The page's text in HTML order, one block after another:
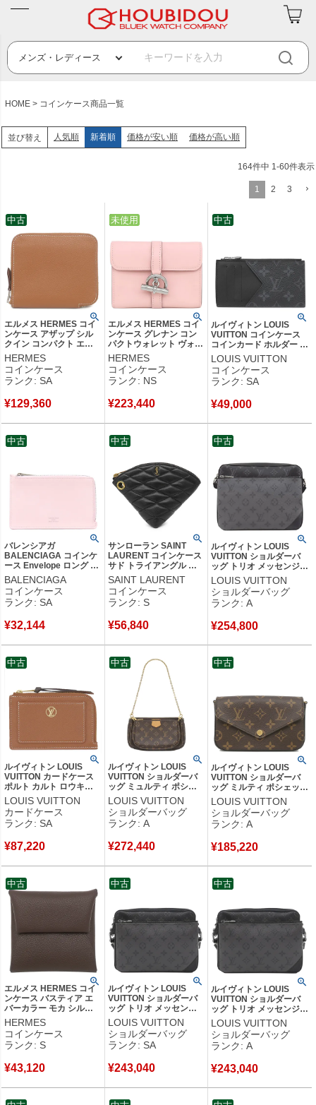
HOME コインケース商品一覧
並び替え 人気順 新着順 価格が安い順 価格が高い順
164件中 1-60件表示
1 2 3
エルメス HERMES コイ
ンケース アザップ シル
クイン コンパクト エバ
ーカラー ゴールド シル
バー金具 茶 2024年製 W
【箱】 【中古】新品同様
品
HERMES
コインケース
ランク: SA
¥129,360
中古
エルメス HERMES コイ
ンケース グレナン コン
パクトウォレット ヴォー
スイフト ローズサクラ
シルバー金具 新品 未使
用 2025年製 K 【箱】
【中古】未使用保管品
HERMES
コインケース
ランク: NS
¥223,440
中古
未使用
ルイヴィトン LOUIS
VUITTON コインケース
コインカード ホルダー タ
イガ モノグラムエクリプ
ス ノワール シルバー金具
黒 タイガ モノグラム フ
ラグメントケース
新品同様品
LOUIS VUITTON
コインケース
ランク: SA
¥49,000
中古
バレンシアガ
BALENCIAGA コインケ
ース Envelope ロング カ
ーフ ペタルピンク×アー
ミーグリーン マットシル
バー金具 エンベロープ
フラグメントケース
【箱】 【中古】新品同様
BALENCIAGA
コインケース
ランク: SA
¥32,144
中古
サンローラン SAINT
LAURENT コインケース
サド トライアングル ラ
ムスキン ブラック ゴー
ルド金具 黒 小銭入れ 三
角形 802198 【箱】 【中
古】未使用保管品
SAINT LAURENT
コインケース
ランク: S
¥56,840
中古
ルイヴィトン LOUIS
VUITTON ショルダーバ
ッグ トリオ メッセンジャ
ー モノグラムエクリプス
モノグラムエクリプスリ
バースキャンバス モノグ
ラムエクリプス シルバー
RFID 【箱】 【中古】中
LOUIS VUITTON
ショルダーバッグ
ランク: A
¥254,800
中古
ルイヴィトン LOUIS
VUITTON カードケース
ポルト カルト ロウキー
カーフ コニャック ヴィ
ンテージ金具 茶 コイン
ケース フラグメントケー
ス M14551 RFID 【中
LOUIS VUITTON
カードケース
ランク: SA
¥87,220
中古
ルイヴィトン LOUIS
VUITTON ショルダーバ
ッグ ミュルティ ポシェ
ット アクセソワール モ
ノグラムキャンバス ロー
ズクレール ゴールド金具
M44840 SP5210 【中
LOUIS VUITTON
ショルダーバッグ
ランク: A
¥272,440
中古
ルイヴィトン LOUIS
VUITTON ショルダーバ
ッグ ミルティ ポシェット
フェリシー モノグラムキ
ャンバス モノグラム ゴー
ルド金具 カーキ クラッチ
M80091 MI4280 【中
LOUIS VUITTON
ショルダーバッグ
ランク: A
¥185,220
中古
エルメス HERMES コイ
ンケース バスティア エ
バーカラー モカ シルバ
ー金具 茶 2024年製 W
【箱】 【中古】未使用保
管品
HERMES
コインケース
ランク: S
¥43,120
中古
ルイヴィトン LOUIS
VUITTON ショルダーバ
ッグ トリオ メッセンジ
ャー モノグラムエクリプ
ス モノグラムエクリプス
リバースキャンバス モノ
グラムエクリプス シルバ
M69443 RFID 【中古】
LOUIS VUITTON
ショルダーバッグ
ランク: SA
¥243,040
中古
ルイヴィトン LOUIS
VUITTON ショルダーバ
ッグ トリオ メッセンジャ
ー レザー モノグラムエク
リプス リバース キャンバ
ス モノグラムエクリプス
シルバー金具 黒 グレー
中古美品
LOUIS VUITTON
ショルダーバッグ
ランク: A
¥243,040
中古